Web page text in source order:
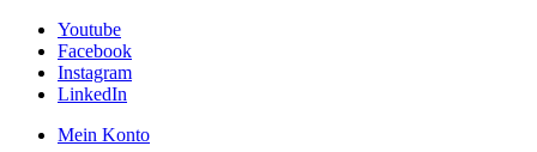
Youtube
Facebook
Instagram
LinkedIn
Mein Konto